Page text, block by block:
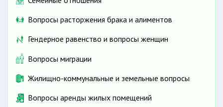
Вопросы расторжения брака и алиментов
Гендерное равенство и вопросы женщин
Вопросы миграции
Жилищно-коммунальные и земельные вопросы
Вопросы аренды жилых помещений